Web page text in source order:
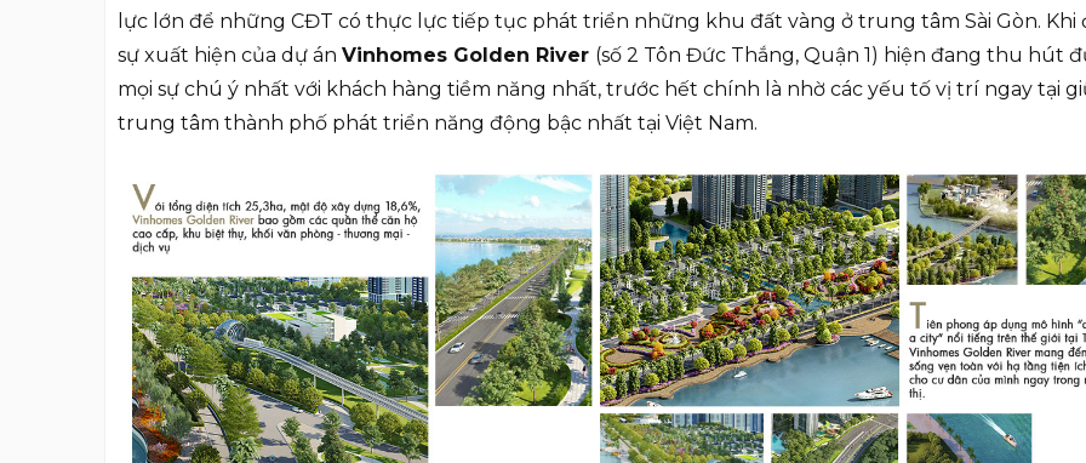
lực lớn để những CĐT có thực lực tiếp tục phát triển những khu đất vàng ở trung tâm Sài Gòn. Khi
sự xuất hiện của dự án Vinhomes Golden River (số 2 Tôn Đức Thắng, Quận 1) hiện đang thu hút
mọi sự chú ý nhất với khách hàng tiềm năng nhất, trước hết chính là nhờ các yếu tố vị trí ngay tại
trung tâm thành phố phát triển năng động bậc nhất tại Việt Nam.